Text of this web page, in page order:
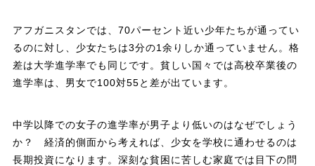
アフガニスタンでは、70パーセント近い少年たちが通ってい
るのに対し、少女たちは3分の1余りしか通っていません。格
差は大学進学率でも同じです。貧しい国々では高校卒業後の
進学率は、男女で100対55と差が出ています。
中学以降での女子の進学率が男子より低いのはなぜでしょう
か？ 経済的側面から考えれば、少女を学校に通わせるのは
長期投資になります。深刻な貧困に苦しむ家庭では目下の問